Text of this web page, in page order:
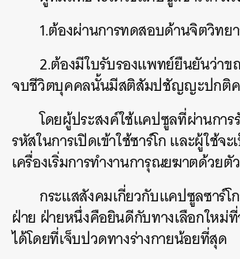
1.ต้องผ่านการทดสอบด้านจิตวิท
2.ต้องมีใบรับรองแพทย์ยืนยันว่า
จบชีวิตบุคคลนั้นมีสติสัมปชัญญะปกติ
โดยผู้ประสงค์ใช้แคปซูลที่ผ่านการ
รหัสในการเปิดเข้าใช้ซาร์โก และผู้ใช้จ
เครื่องเริ่มการทำงานการุณยฆาตด้วยตั
กระแสสังคมเกี่ยวกับแคปซูลซาร์โ
ฝ่าย ฝ่ายหนึ่งคือยินดีกับทางเลือกใหม่
ได้โดยที่เจ็บปวดทางร่างกายน้อยที่สุด